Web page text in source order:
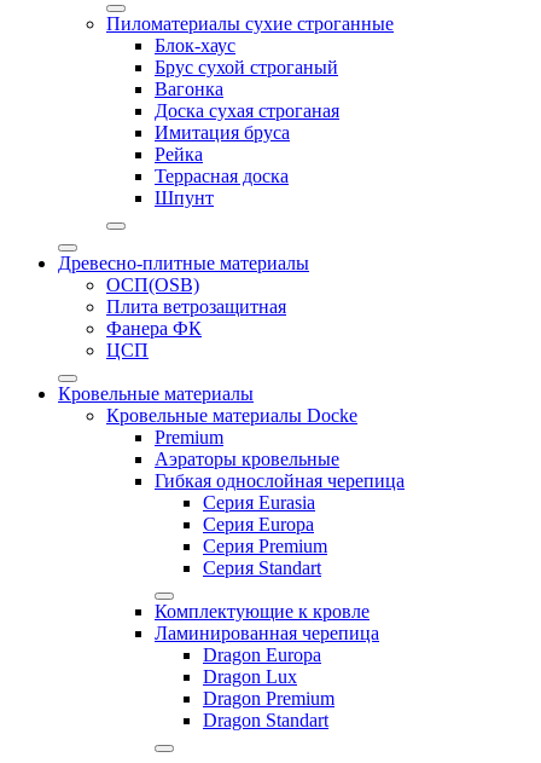
Пиломатериалы сухие строганные
Блок-хаус
Брус сухой строганый
Вагонка
Доска сухая строганая
Имитация бруса
Рейка
Террасная доска
Шпунт
Древесно-плитные материалы
ОСП(OSB)
Плита ветрозащитная
Фанера ФК
ЦСП
Кровельные материалы
Кровельные материалы Docke
Premium
Аэраторы кровельные
Гибкая однослойная черепица
Серия Eurasia
Серия Europa
Серия Premium
Серия Standart
Комплектующие к кровле
Ламинированная черепица
Dragon Europa
Dragon Lux
Dragon Premium
Dragon Standart